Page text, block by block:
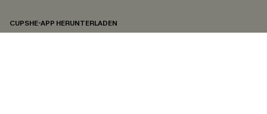
CUPSHE-APP HERUNTERLADEN